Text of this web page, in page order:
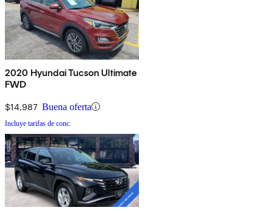
2020 Hyundai Tucson Ultimate
FWD
$14,987 Buena oferta
Incluye tarifas de conc.